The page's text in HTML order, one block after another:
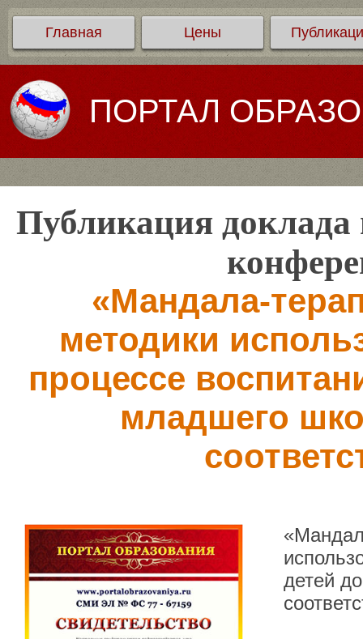
Главная Цены
ПОРТАЛ
Публикация доклада
«Мандала-
методики
процессе
младшего
детей